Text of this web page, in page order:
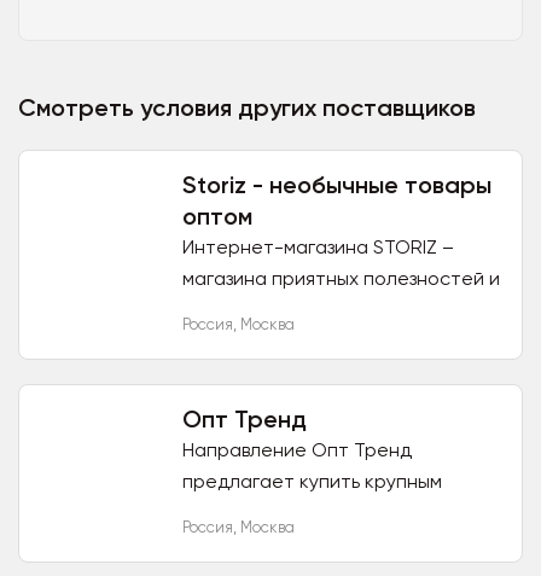
Смотреть условия других поставщиков
Storiz - необычные товары
оптом
Интернет-магазина STORIZ –
магазина приятных полезностей и
Россия, Москва
Опт Тренд
Направление Опт Тренд
предлагает купить крупным
Россия, Москва